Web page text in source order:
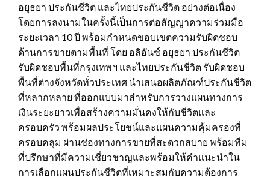
อยุธยา ประกันชีวิต และไทยประกันชีวิต อย่างต่อเนื่อง
โดยการลงนามในครั้งนี้เป็นการต่อสัญญาความร่วมมือ
ระยะเวลา 10 ปี พร้อมกำหนดขอบเขตความรับผิดชอบ
ด้านการขายตามพื้นที่ โดย อลิอันซ์ อยุธยา ประกันชีวิต
รับผิดชอบพื้นที่กรุงเทพฯ และไทยประกันชีวิต รับผิดชอบ
พื้นที่ต่างจังหวัดทั่วประเทศ นำเสนอผลิตภัณฑ์ประกันชีวิต
ที่หลากหลาย ที่ออกแบบมาสำหรับการวางแผนทางการ
เงินระยะยาวเพื่อสร้างความมั่นคงให้กับชีวิตและ
ครอบครัว พร้อมผลประโยชน์และแผนความคุ้มครองที่
ครอบคลุม ผ่านช่องทางการขายที่สะดวกสบาย พร้อมทีม
ที่ปรึกษาที่มีความเชี่ยวชาญและพร้อมให้คำแนะนำใน
การเลือกแผนประกันชีวิตที่เหมาะสมกับความต้องการ